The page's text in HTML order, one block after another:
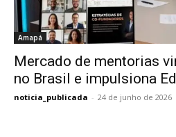
Amapá
Mercado de mentorias
no Brasil e impulsiona
noticia_publicada - 24 de junho de 2026